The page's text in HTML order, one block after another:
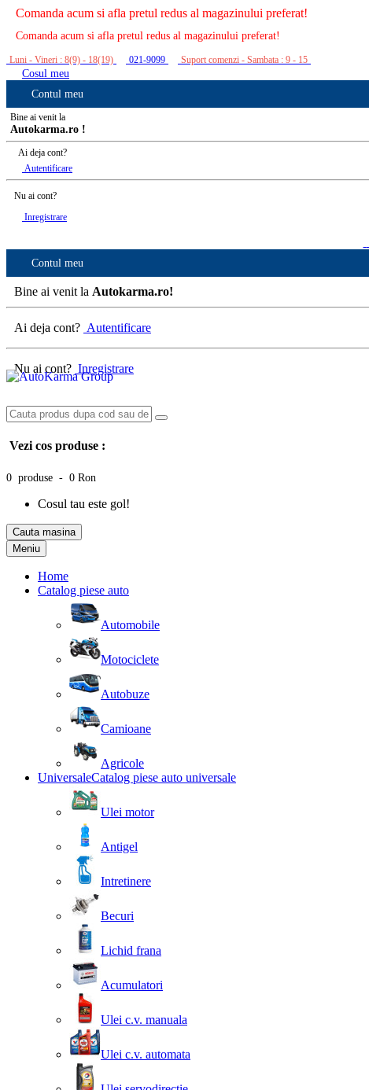
Comanda acum si afla pretul redus al magazinului preferat!
Comanda acum si afla pretul redus al magazinului preferat!
Luni - Vineri : 8(9) - 18(19) 021-9099 Suport comenzi - Sambata : 9 - 15
Cosul meu
Contul meu
Bine ai venit la
Autokarma.ro !
Ai deja cont?
Autentificare
Nu ai cont?
Inregistrare
Contul meu
Bine ai venit la Autokarma.ro!
Ai deja cont? Autentificare
Nu ai cont? Inregistrare
Vezi cos produse :
0 produse - 0 Ron
Cosul tau este gol!
Cauta masina
Meniu
Home
Catalog piese auto
Automobile
Motociclete
Autobuze
Camioane
Agricole
UniversaleCatalog piese auto universale
Ulei motor
Antigel
Intretinere
Becuri
Lichid frana
Acumulatori
Ulei c.v. manuala
Ulei c.v. automata